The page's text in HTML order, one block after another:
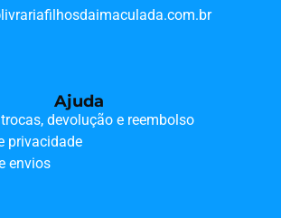
Ajuda
devolução e reembolso
privacidade
envios